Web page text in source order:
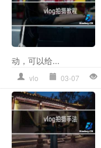
动，可以给...
vlo 03-07